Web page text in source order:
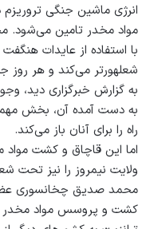
انرژی ماشین‌ جنگی تروریزم
مواد مخدر تامین می‌‌شود.
با استفاده از عایدات
شعله‎‎ورتر می‌کند و هر روز جنگ در این ولایت شدیدتر می‌شود.
به گزارش خبرگزاری دید،
به دست آمده آن، بخش
راه را برای آنان باز می‌کند.
اما این قاچاق و کشت مواد
ولایت نیمروز را نیز تحت
محمد صدیق چخانسوری
کشت و پروسس مواد مخدر